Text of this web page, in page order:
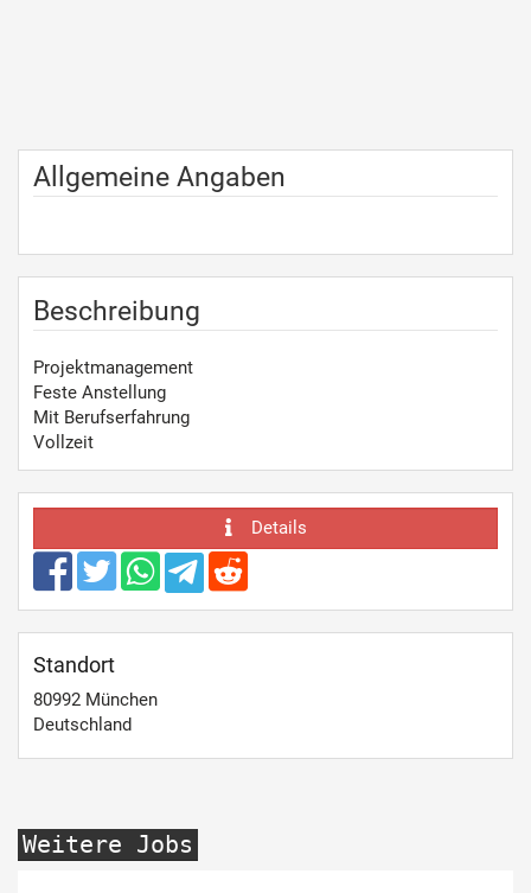
Allgemeine Angaben
Beschreibung
Projektmanagement
Feste Anstellung
Mit Berufserfahrung
Vollzeit
Details
Standort
80992 München
Deutschland
Weitere Jobs